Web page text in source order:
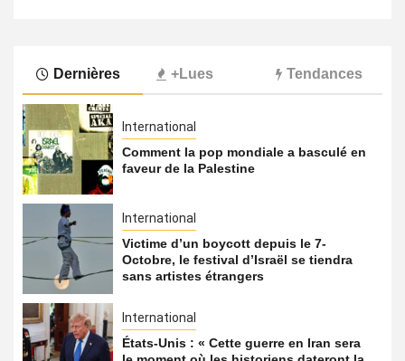
Dernières +Lues Tendances
International
Comment la pop mondiale a basculé en
faveur de la Palestine
International
Victime d’un boycott depuis le 7-
Octobre, le festival d’Israël se tiendra
sans artistes étrangers
International
États-Unis : « Cette guerre en Iran sera